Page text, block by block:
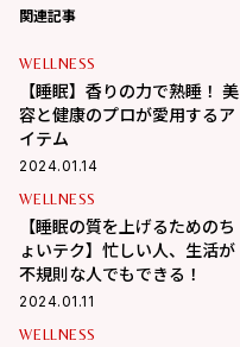
関連記事
WELLNESS
【睡眠】香りの力で熟睡！ 美
容と健康のプロが愛用するア
イテム
2024.01.14
WELLNESS
【睡眠の質を上げるためのち
ょいテク】忙しい人、生活が
不規則な人でもできる！
2024.01.11
WELLNESS